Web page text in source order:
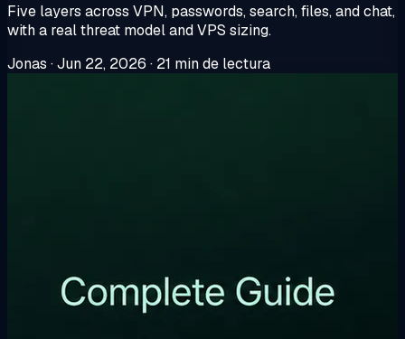
Five layers across VPN, passwords, search, files, and chat,
with a real threat model and VPS sizing.
Jonas ·Jun 22, 2026 · 21 min de lectura